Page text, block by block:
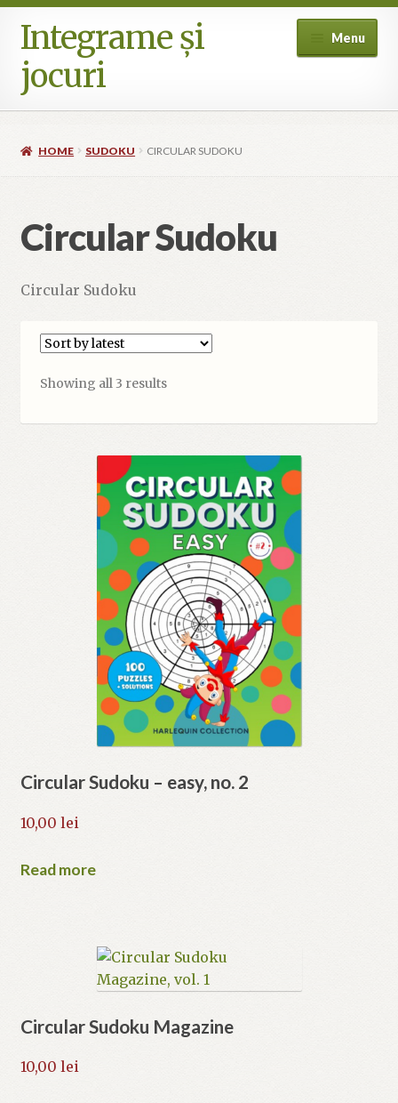
Skip
to
navigation
Skip
to
content
Integrame și
jocuri
Menu
Where can I buy? (International availability)
HOME SUDOKU CIRCULAR SUDOKU
Circular Sudoku
Circular Sudoku
Showing all 3 resultsSorted
latest
Circular Sudoku – easy, no. 2
10,00 lei
Read more
Circular Sudoku Magazine
10,00 lei